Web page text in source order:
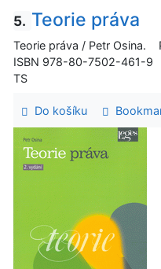
5. Teorie práva
Teorie práva / Petr Osina.
ISBN 978-80-7502-461-9
TS
Do košíku